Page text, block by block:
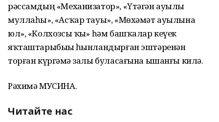
рәссамдың «Механизатор», «Үтәгән ауылы
муллаһы», «Асҡар тауы», «Мөхәмәт ауылына
юл», «Колхозсы ҡыҙ» һәм башҡалар кеүек
яҡташтарыбыҙҙы һынландырған эштәренән
торған күргәҙмә залы буласағына ышанғы килә.
Рәхимә МУСИНА.
Читайте нас